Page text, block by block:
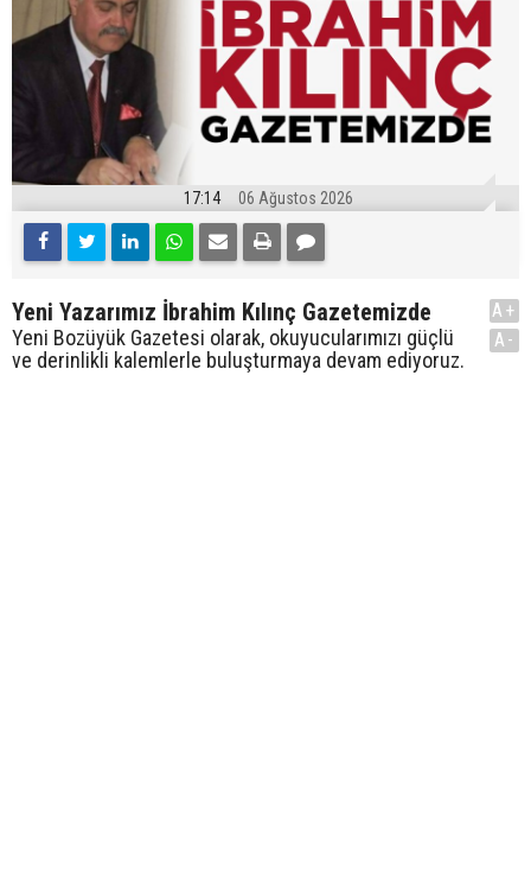
17:14 06 Ağustos 2026
Yeni Yazarımız İbrahim Kılınç Gazetemizde
Yeni Bozüyük Gazetesi olarak, okuyucularımızı güçlü
ve derinlikli kalemlerle buluşturmaya devam ediyoruz.
A+
A-